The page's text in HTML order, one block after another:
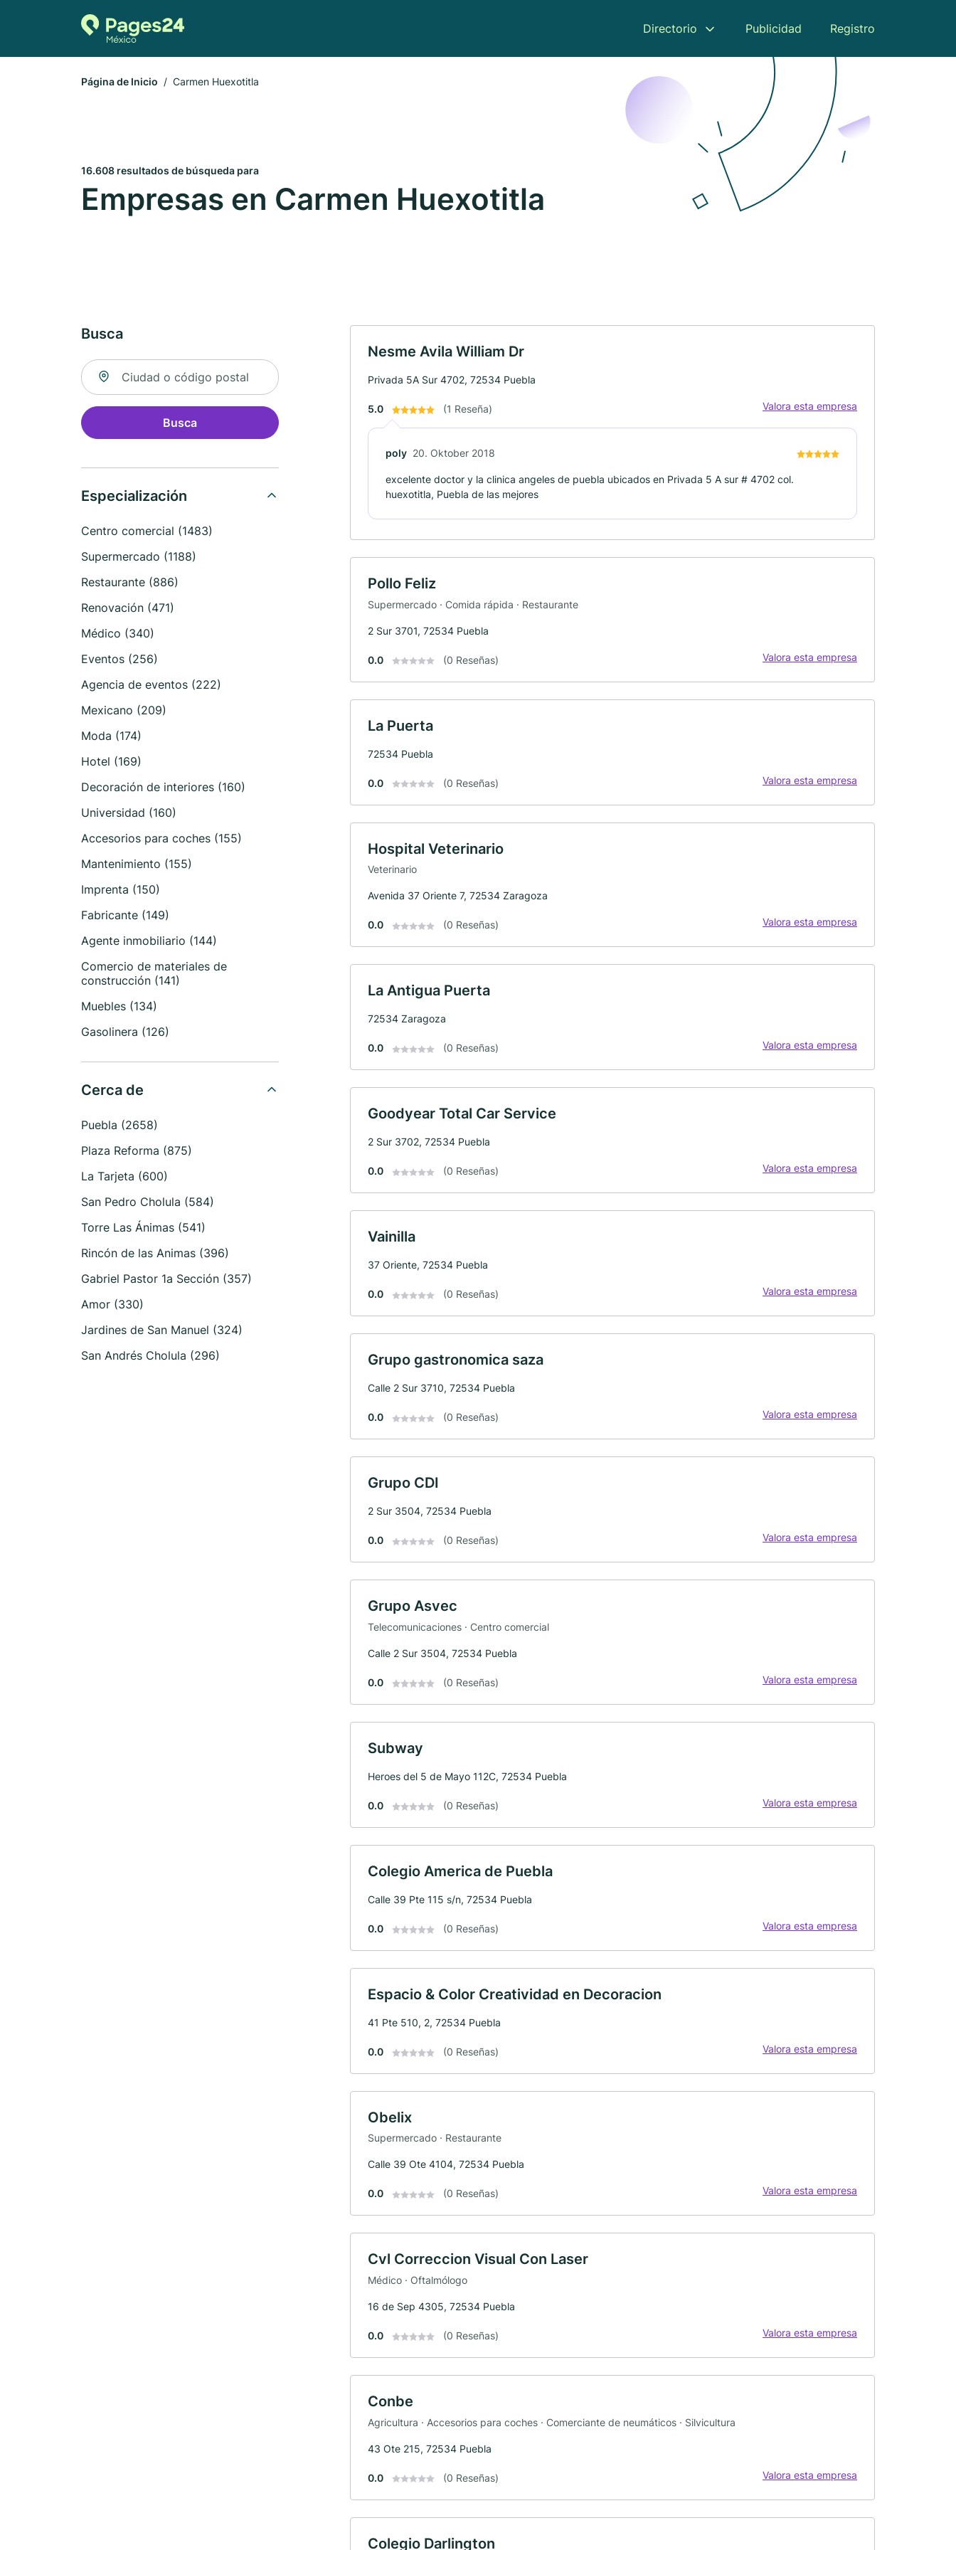
Directorio Publicidad Registro
Página de Inicio Carmen Huexotitla
16.608 resultados de búsqueda para
Empresas en Carmen Huexotitla
Busca
Buscar ubicación
Busca
Especialización
Centro comercial (1483)
Supermercado (1188)
Restaurante (886)
Renovación (471)
Médico (340)
Eventos (256)
Agencia de eventos (222)
Mexicano (209)
Moda (174)
Hotel (169)
Decoración de interiores (160)
Universidad (160)
Accesorios para coches (155)
Mantenimiento (155)
Imprenta (150)
Fabricante (149)
Agente inmobiliario (144)
Comercio de materiales de
construcción (141)
Muebles (134)
Gasolinera (126)
Cerca de
Puebla (2658)
Plaza Reforma (875)
La Tarjeta (600)
San Pedro Cholula (584)
Torre Las Ánimas (541)
Rincón de las Animas (396)
Gabriel Pastor 1a Sección (357)
Amor (330)
Jardines de San Manuel (324)
San Andrés Cholula (296)
Nesme Avila William Dr
Privada 5A Sur 4702, 72534 Puebla
5.0 (1 Reseña) Valora esta empresa
poly 20. Oktober 2018
excelente doctor y la clinica angeles de puebla ubicados en Privada 5 A sur # 4702 col.
huexotitla, Puebla de las mejores
Pollo Feliz
Supermercado · Comida rápida · Restaurante
2 Sur 3701, 72534 Puebla
0.0 (0 Reseñas) Valora esta empresa
La Puerta
72534 Puebla
0.0 (0 Reseñas) Valora esta empresa
Hospital Veterinario
Veterinario
Avenida 37 Oriente 7, 72534 Zaragoza
0.0 (0 Reseñas) Valora esta empresa
La Antigua Puerta
72534 Zaragoza
0.0 (0 Reseñas) Valora esta empresa
Goodyear Total Car Service
2 Sur 3702, 72534 Puebla
0.0 (0 Reseñas) Valora esta empresa
Vainilla
37 Oriente, 72534 Puebla
0.0 (0 Reseñas) Valora esta empresa
Grupo gastronomica saza
Calle 2 Sur 3710, 72534 Puebla
0.0 (0 Reseñas) Valora esta empresa
Grupo CDI
2 Sur 3504, 72534 Puebla
0.0 (0 Reseñas) Valora esta empresa
Grupo Asvec
Telecomunicaciones · Centro comercial
Calle 2 Sur 3504, 72534 Puebla
0.0 (0 Reseñas) Valora esta empresa
Subway
Heroes del 5 de Mayo 112C, 72534 Puebla
0.0 (0 Reseñas) Valora esta empresa
Colegio America de Puebla
Calle 39 Pte 115 s/n, 72534 Puebla
0.0 (0 Reseñas) Valora esta empresa
Espacio & Color Creatividad en Decoracion
41 Pte 510, 2, 72534 Puebla
0.0 (0 Reseñas) Valora esta empresa
Obelix
Supermercado · Restaurante
Calle 39 Ote 4104, 72534 Puebla
0.0 (0 Reseñas) Valora esta empresa
Cvl Correccion Visual Con Laser
Médico · Oftalmólogo
16 de Sep 4305, 72534 Puebla
0.0 (0 Reseñas) Valora esta empresa
Conbe
Agricultura · Accesorios para coches · Comerciante de neumáticos · Silvicultura
43 Ote 215, 72534 Puebla
0.0 (0 Reseñas) Valora esta empresa
Colegio Darlington